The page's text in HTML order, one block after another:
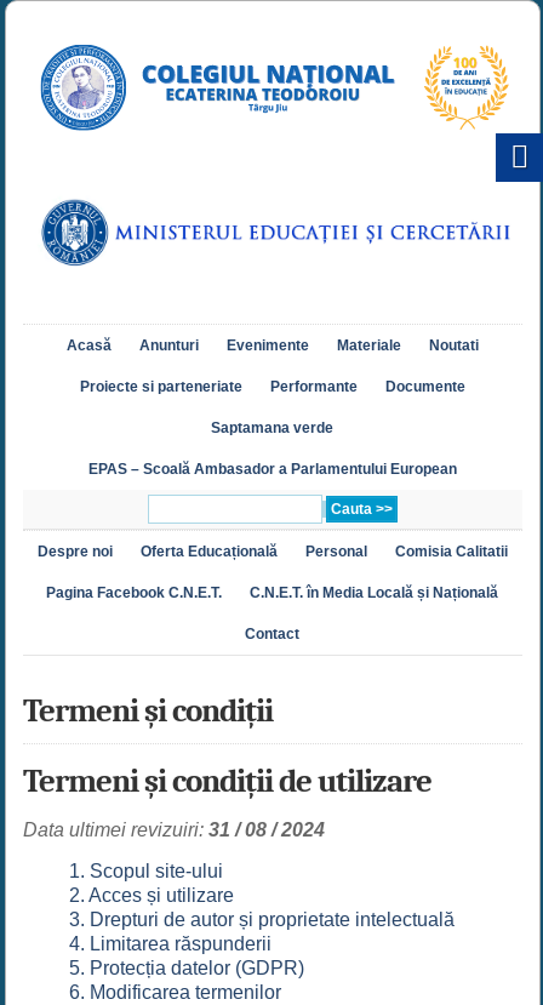
Acasă Anunturi Evenimente Materiale Noutati
Proiecte si parteneriate Performante Documente
Saptamana verde
EPAS – Scoală Ambasador a Parlamentului European
Despre noi Oferta Educațională Personal Comisia Calitatii
Pagina Facebook C.N.E.T. C.N.E.T. în Media Locală și Națională
Contact
Termeni și condiții
Termeni și condiții de utilizare
Data ultimei revizuiri: 31 / 08 / 2024
1. Scopul site-ului
2. Acces și utilizare
3. Drepturi de autor și proprietate intelectuală
4. Limitarea răspunderii
5. Protecția datelor (GDPR)
6. Modificarea termenilor